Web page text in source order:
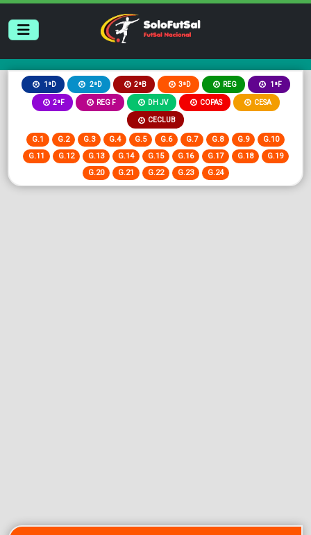
1ªD 2ªD 2ªB 3ªD REG 1ªF
2ªF REG F DH JV COPAS CESA
CECLUB
G.1 G.2 G.3 G.4 G.5 G.6 G.7 G.8 G.9
G.10
G.11
G.12 G.13 G.14 G.15 G.16 G.17 G.18
G.19
G.20
G.21 G.22 G.23 G.24